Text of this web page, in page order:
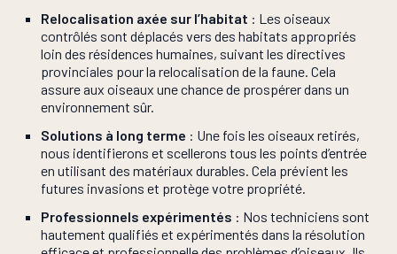
Relocalisation axée sur l’habitat : Les oiseaux
contrôlés sont déplacés vers des habitats appropriés
loin des résidences humaines, suivant les directives
provinciales pour la relocalisation de la faune. Cela
assure aux oiseaux une chance de prospérer dans un
environnement sûr.
Solutions à long terme : Une fois les oiseaux retirés,
nous identifierons et scellerons tous les points d’entrée
en utilisant des matériaux durables. Cela prévient les
futures invasions et protège votre propriété.
Professionnels expérimentés : Nos techniciens sont
hautement qualifiés et expérimentés dans la résolution